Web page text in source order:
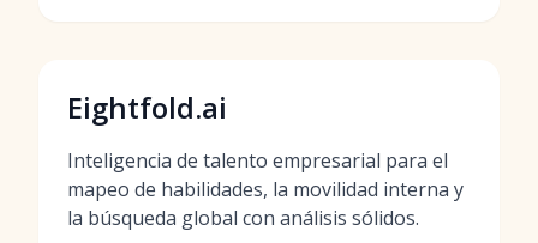
Eightfold.ai
Inteligencia de talento empresarial para el
mapeo de habilidades, la movilidad interna y
la búsqueda global con análisis sólidos.